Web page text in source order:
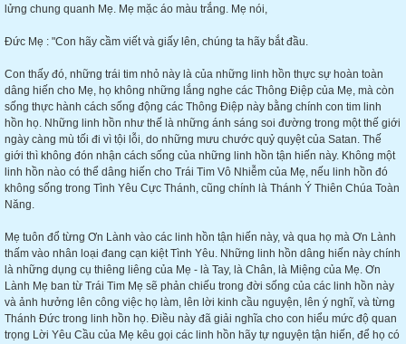
lửng chung quanh Mẹ. Mẹ mặc áo màu trắng. Mẹ nói,
Đức Mẹ : "Con hãy cầm viết và giấy lên, chúng ta hãy bắt đầu.
Con thấy đó, những trái tim nhỏ này là của những linh hồn thực sự hoàn toàn
dâng hiến cho Mẹ, họ không những lắng nghe các Thông Điệp của Mẹ, mà còn
sống thực hành cách sống động các Thông Điệp này bằng chính con tim linh
hồn họ. Những linh hồn như thế là những ánh sáng soi đường trong một thế giới
ngày càng mù tối đi vì tội lỗi, do những mưu chước quỷ quyệt của Satan. Thế
giới thì không đón nhận cách sống của những linh hồn tận hiến này. Không một
linh hồn nào có thể dâng hiến cho Trái Tim Vô Nhiễm của Mẹ, nếu linh hồn đó
không sống trong Tình Yêu Cực Thánh, cũng chính là Thánh Ý Thiên Chúa Toàn
Năng.
Mẹ tuôn đổ từng Ơn Lành vào các linh hồn tận hiến này, và qua họ mà Ơn Lành
thấm vào nhân loại đang cạn kiệt Tình Yêu. Những linh hồn dâng hiến này chính
là những dụng cụ thiêng liêng của Mẹ - là Tay, là Chân, là Miệng của Mẹ. Ơn
Lành Mẹ ban từ Trái Tim Mẹ sẽ phản chiếu trong đời sống của các linh hồn này
và ảnh hưởng lên công việc họ làm, lên lời kinh cầu nguyện, lên ý nghĩ, và từng
Thánh Đức trong linh hồn họ. Điều này đã giải nghĩa cho con hiểu mức độ quan
trọng Lời Yêu Cầu của Mẹ kêu gọi các linh hồn hãy tự nguyện tận hiến, để họ có